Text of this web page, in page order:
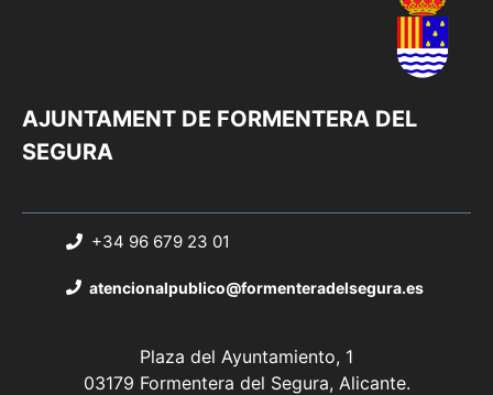
AJUNTAMENT DE FORMENTERA DEL
SEGURA
+34 96 679 23 01
atencionalpublico@formenteradelsegura.es
Plaza del Ayuntamiento, 1
03179 Formentera del Segura, Alicante.